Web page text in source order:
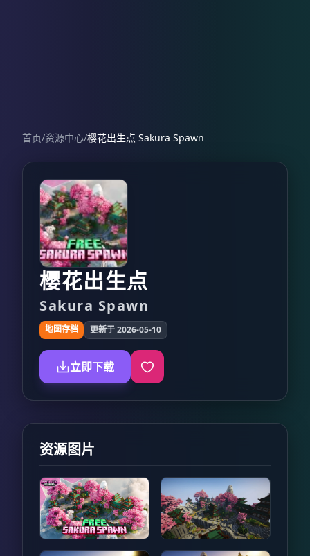
首页/资源中心/樱花出生点 Sakura Spawn
樱花出生点
Sakura Spawn
地图存档 更新于 2026-05-10
立即下载
资源图片